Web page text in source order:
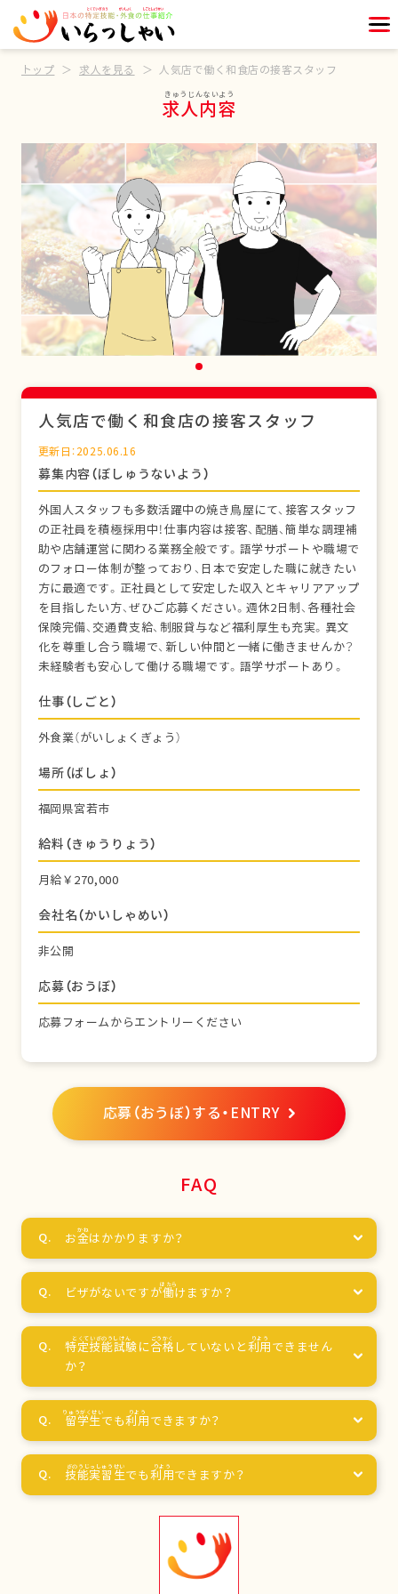
トップ 求人を見る 人気店で働く和食店の接客スタッフ
求人内容
人気店で働く和食店の接客スタッフ
更新日：2025.06.16
募集内容（ぼしゅうないよう）
外国人スタッフも多数活躍中の焼き鳥屋にて、接客スタッフ
の正社員を積極採用中！仕事内容は接客、配膳、簡単な調理補
助や店舗運営に関わる業務全般です。語学サポートや職場で
のフォロー体制が整っており、日本で安定した職に就きたい
方に最適です。正社員として安定した収入とキャリアアップ
を目指したい方、ぜひご応募ください。週休2日制、各種社会
保険完備、交通費支給、制服貸与など福利厚生も充実。異文
化を尊重し合う職場で、新しい仲間と一緒に働きませんか？
未経験者も安心して働ける職場です。語学サポートあり。
仕事（しごと）
外食業（がいしょくぎょう）
場所（ばしょ）
福岡県宮若市
給料（きゅうりょう）
月給￥270,000
会社名（かいしゃめい）
非公開
応募（おうぼ）
応募フォームからエントリーください
応募（おうぼ）する・ENTRY
FAQ
お金はかかりますか？
ビザがないですが働けますか？
特定技能試験に合格 していないと利用 できません
か？
留学生でも利用 できますか？
技能実習生でも利用できますか？